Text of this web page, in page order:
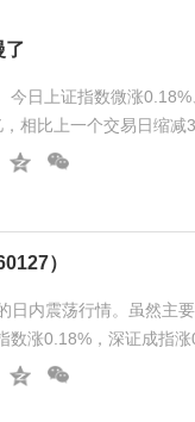
了
今日上证指数微涨
相比上一个交易日缩减
，105只个股跌超5%！
）
日内震荡行情。虽然主
涨0.18%，深证成指
回升，最终集体收涨。...